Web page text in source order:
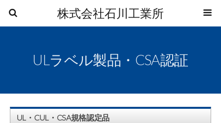
株式会社石川工業所
ULラベル製品・CSA認証
UL・CUL・CSA規格認定品